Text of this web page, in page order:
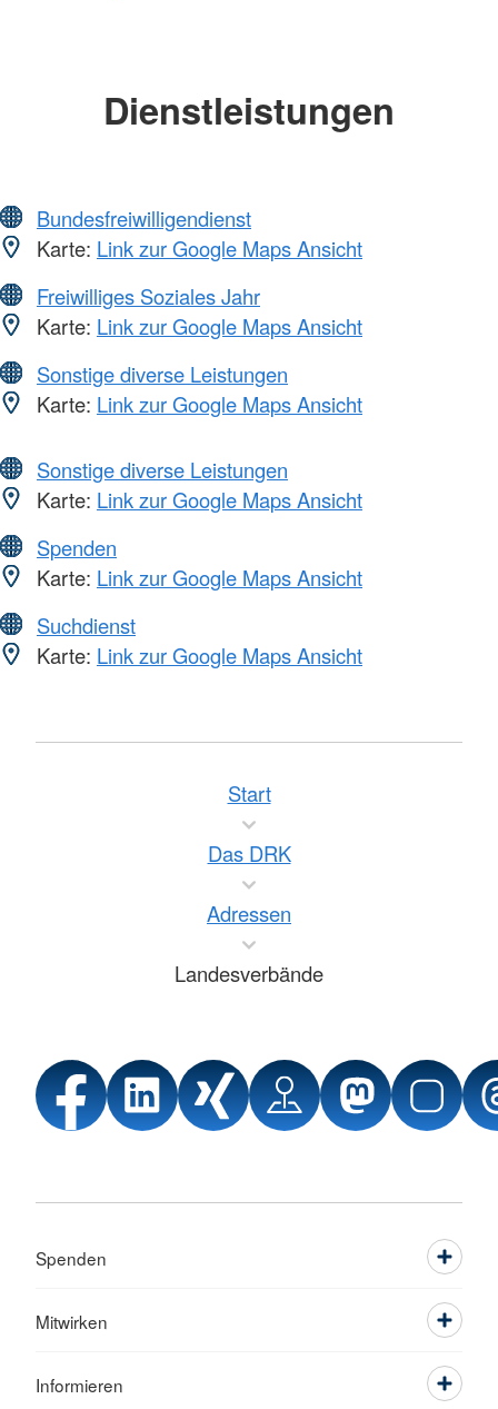
Dienstleistungen
Bundesfreiwilligendienst
Karte: Link zur Google Maps Ansicht
Freiwilliges Soziales Jahr
Karte: Link zur Google Maps Ansicht
Sonstige diverse Leistungen
Karte: Link zur Google Maps Ansicht
Sonstige diverse Leistungen
Karte: Link zur Google Maps Ansicht
Spenden
Karte: Link zur Google Maps Ansicht
Suchdienst
Karte: Link zur Google Maps Ansicht
Start
Das DRK
Adressen
Landesverbände
Spenden
Mitwirken
Informieren